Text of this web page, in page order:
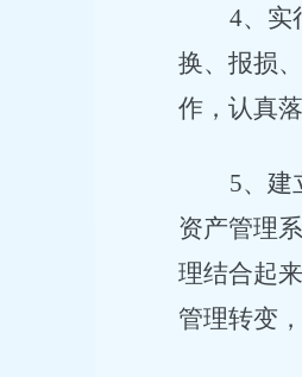
4、实
换、报损
作，认真
5、建
资产管理
理结合起
管理转变